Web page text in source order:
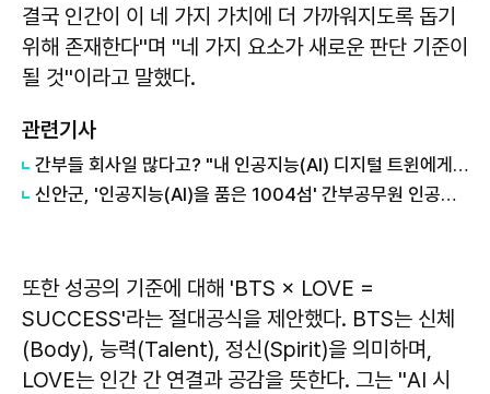
결국 인간이 이 네 가지 가치에 더 가까워지도록 돕기
위해 존재한다''며 ''네 가지 요소가 새로운 판단 기준이
될 것''이라고 말했다.
관련기사
간부들 회사일 많다고? "내 인공지능(AI) 디지털 트윈에게 맡겨봐"
신안군, '인공지능(AI)을 품은 1004섬' 간부공무원 인공지능 교육 실시
또한 성공의 기준에 대해 'BTS × LOVE =
SUCCESS'라는 절대공식을 제안했다. BTS는 신체
(Body), 능력(Talent), 정신(Spirit)을 의미하며,
LOVE는 인간 간 연결과 공감을 뜻한다. 그는 ''AI 시